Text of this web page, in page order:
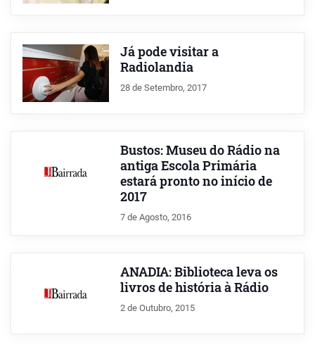
Já pode visitar a
Radiolandia
28 de Setembro, 2017
Bustos: Museu do Rádio na
antiga Escola Primária
estará pronto no início de
2017
7 de Agosto, 2016
ANADIA: Biblioteca leva os
livros de história à Rádio
2 de Outubro, 2015